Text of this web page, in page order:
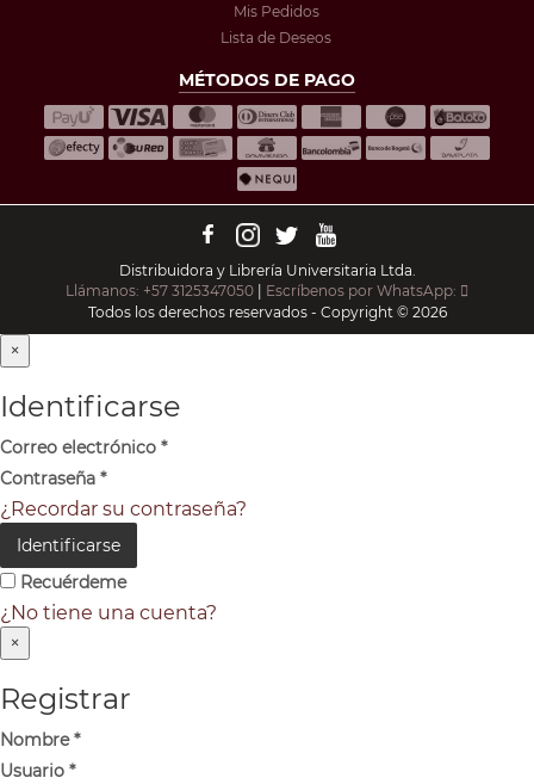
Mis Pedidos
Lista de Deseos
MÉTODOS DE PAGO
Distribuidora y Librería Universitaria Ltda.
Llámanos: +57 3125347050 | Escríbenos por WhatsApp:
Todos los derechos reservados - Copyright © 2026
×
Identificarse
Correo electrónico *
Contraseña *
¿Recordar su contraseña?
Identificarse
Recuérdeme
¿No tiene una cuenta?
×
Registrar
Nombre*
Usuario *